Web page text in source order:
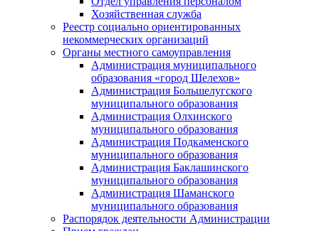
Хозяйственная служба
Реестр социально ориентированных
некоммерческих организаций
Органы местного самоуправления
Администрация муниципального
образования «город Шелехов»
Администрация Большелугского
муниципального образования
Администрация Олхинского
муниципального образования
Администрация Подкаменского
муниципального образования
Администрация Баклашинского
муниципального образования
Администрация Шаманского
муниципального образования
Распорядок деятельности Администрации